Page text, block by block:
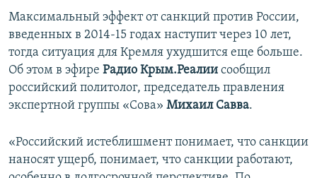
Максимальный эффект от санкций против России,
введенных в 2014-15 годах наступит через 10 лет,
тогда ситуация для Кремля ухудшится еще больше.
Об этом в эфире Радио Крым.Реалии сообщил
российский политолог, председатель правления
экспертной группы «Сова» Михаил Савва.
«Российский истеблишмент понимает, что санкции
наносят ущерб, понимает, что санкции работают,